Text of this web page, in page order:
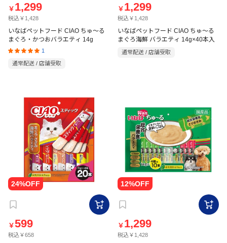
￥ 1,299
税込￥1,428
いなばペットフード CIAO ちゅ～る
まぐろ・かつおバラエティ 14g
1
通常配送 / 店舗受取
￥ 1,299
税込￥1,428
いなばペットフード CIAO ちゅ～る
まぐろ海鮮 バラエティ 14g×40本入
通常配送 / 店舗受取
￥599
税込￥658
￥ 1,299
税込￥1,428